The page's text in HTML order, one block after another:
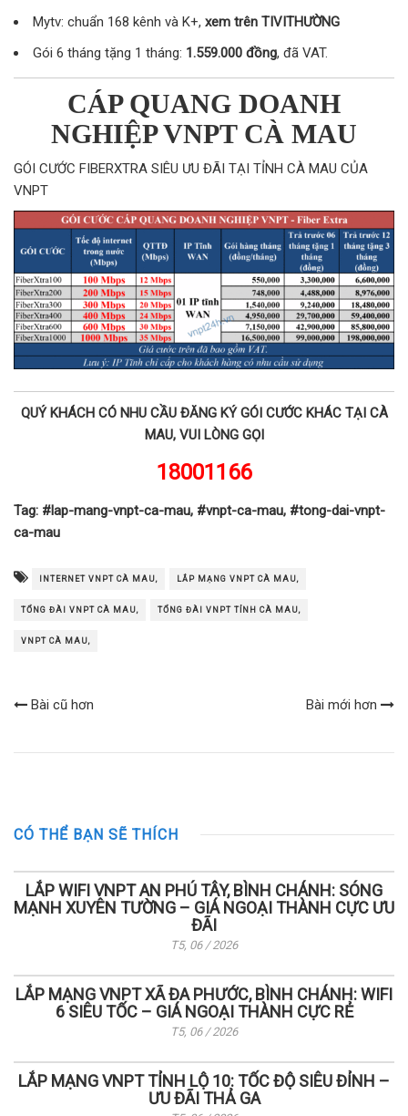
Mytv: chuẩn 168 kênh và K+, xem trên TIVITHƯỜNG
Gói 6 tháng tặng 1 tháng: 1.559.000 đồng, đã VAT.
CÁP QUANG DOANH
NGHIỆP VNPT CÀ MAU
GÓI CƯỚC FIBERXTRA SIÊU ƯU ĐÃI TẠI TỈNH CÀ MAU CỦA
VNPT
QUÝ KHÁCH CÓ NHU CẦU ĐĂNG KÝ GÓI CƯỚC KHÁC TẠI CÀ
MAU, VUI LÒNG GỌI
18001166
Tag: #lap-mang-vnpt-ca-mau, #vnpt-ca-mau, #tong-dai-vnpt-
ca-mau
INTERNET VNPT CÀ MAU, LẮP MẠNG VNPT CÀ MAU,
TỔNG ĐÀI VNPT CÀ MAU, TỔNG ĐÀI VNPT TỈNH CÀ MAU,
VNPT CÀ MAU,
Bài cũ hơn Bài mới hơn
CÓ THỂ BẠN SẼ THÍCH
LẮP WIFI VNPT AN PHÚ TÂY, BÌNH CHÁNH: SÓNG
MẠNH XUYÊN TƯỜNG – GIÁ NGOẠI THÀNH CỰC ƯU
ĐÃI
T5, 06 / 2026
LẮP MẠNG VNPT XÃ ĐA PHƯỚC, BÌNH CHÁNH: WIFI
6 SIÊU TỐC – GIÁ NGOẠI THÀNH CỰC RẺ
T5, 06 / 2026
LẮP MẠNG VNPT TỈNH LỘ 10: TỐC ĐỘ SIÊU ĐỈNH –
ƯU ĐÃI THẢ GA